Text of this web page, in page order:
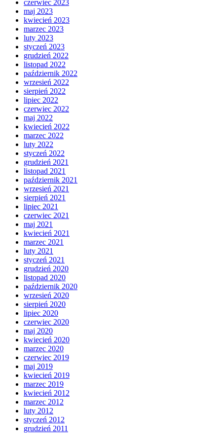
czerwiec 2023
maj 2023
kwiecień 2023
marzec 2023
luty 2023
styczeń 2023
grudzień 2022
listopad 2022
październik 2022
wrzesień 2022
sierpień 2022
lipiec 2022
czerwiec 2022
maj 2022
kwiecień 2022
marzec 2022
luty 2022
styczeń 2022
grudzień 2021
listopad 2021
październik 2021
wrzesień 2021
sierpień 2021
lipiec 2021
czerwiec 2021
maj 2021
kwiecień 2021
marzec 2021
luty 2021
styczeń 2021
grudzień 2020
listopad 2020
październik 2020
wrzesień 2020
sierpień 2020
lipiec 2020
czerwiec 2020
maj 2020
kwiecień 2020
marzec 2020
czerwiec 2019
maj 2019
kwiecień 2019
marzec 2019
kwiecień 2012
marzec 2012
luty 2012
styczeń 2012
grudzień 2011